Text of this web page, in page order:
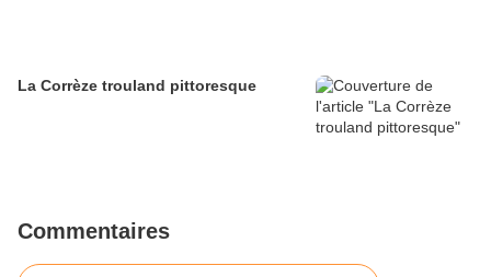
La Corrèze trouland pittoresque
Commentaires